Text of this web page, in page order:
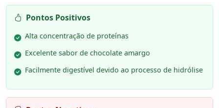
Pontos Positivos
Alta concentração de proteínas
Excelente sabor de chocolate amargo
Facilmente digestível devido ao processo de hidrólise